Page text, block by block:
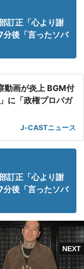
訂正「心より謝
後「言ったソバ
動画が炎上 BGM付
に「政権プロパガ
J-CASTニュース
訂正「心より謝
後「言ったソバ